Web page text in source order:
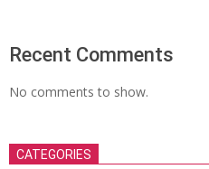
Recent Comments
No comments to show.
CATEGORIES